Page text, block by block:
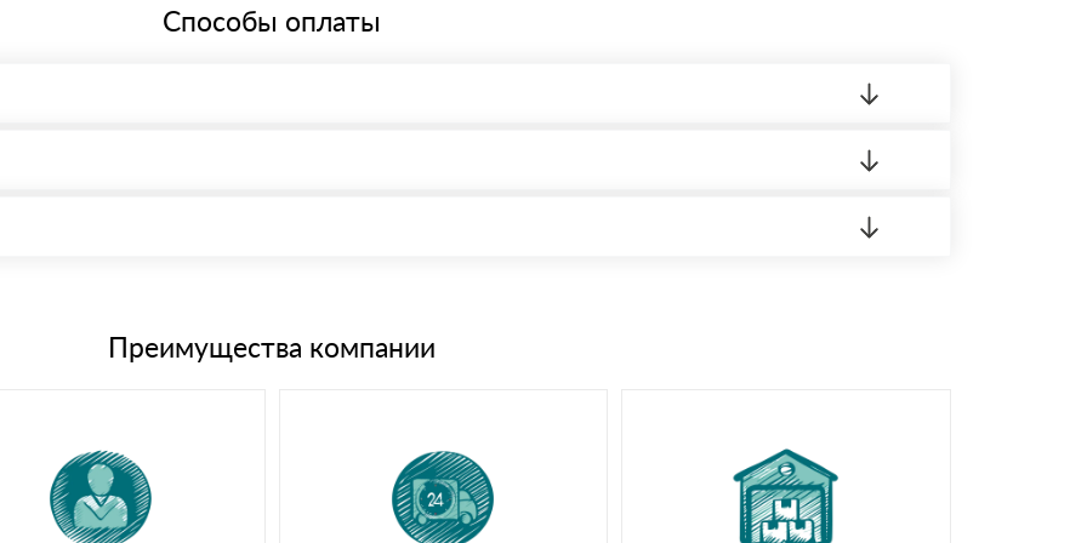
Способы оплаты
банковским картамПреимущества компании